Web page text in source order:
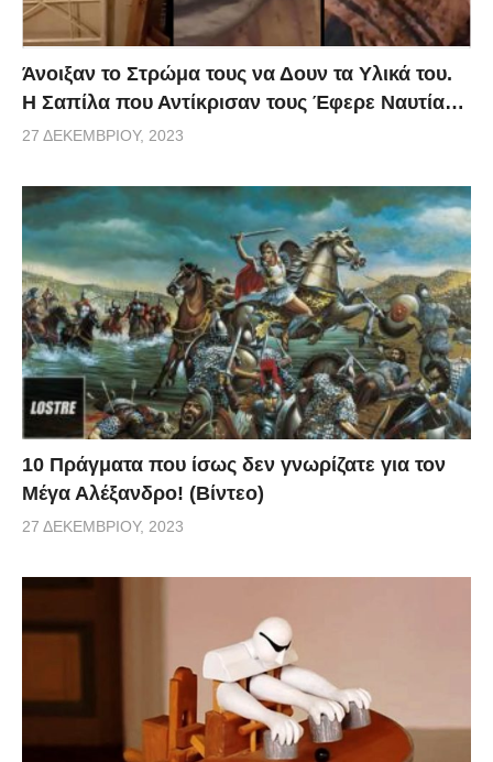
Άνοιξαν το Στρώμα τους να Δουν τα Υλικά του.
Η Σαπίλα που Αντίκρισαν τους Έφερε Ναυτία…
27 ΔΕΚΕΜΒΡΊΟΥ, 2023
10 Πράγματα που ίσως δεν γνωρίζατε για τον
Μέγα Αλέξανδρο! (Βίντεο)
27 ΔΕΚΕΜΒΡΊΟΥ, 2023